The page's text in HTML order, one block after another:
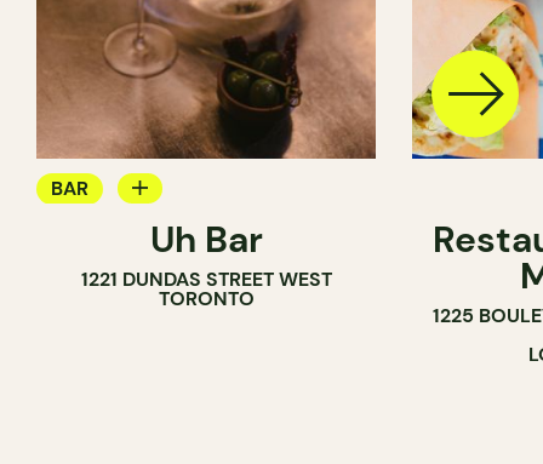
BAR
BAR À COCKTAILUh Bar
1221 DUNDAS STREET WEST
TORONTO
1225